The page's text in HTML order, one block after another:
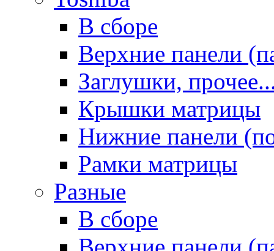
В сборе
Верхние панели
Заглушки,
Крышки матрицы
Нижние панели
Рамки матрицы
Разные
В сборе